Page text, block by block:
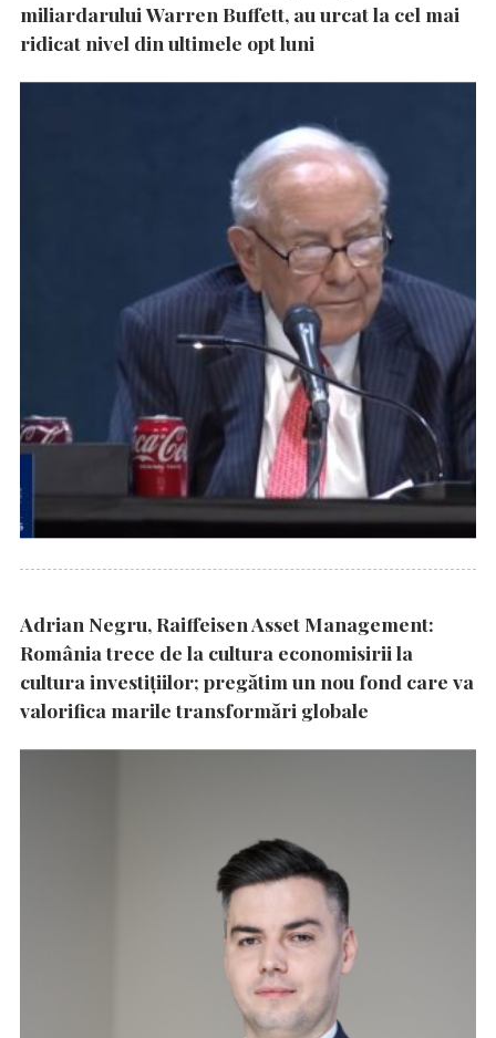
miliardarului Warren Buffett, au urcat la cel mai
ridicat nivel din ultimele opt luni
Adrian Negru, Raiffeisen Asset Management:
România trece de la cultura economisirii la
cultura investițiilor; pregătim un nou fond care va
valorifica marile transformări globale